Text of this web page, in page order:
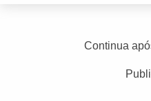
Continua